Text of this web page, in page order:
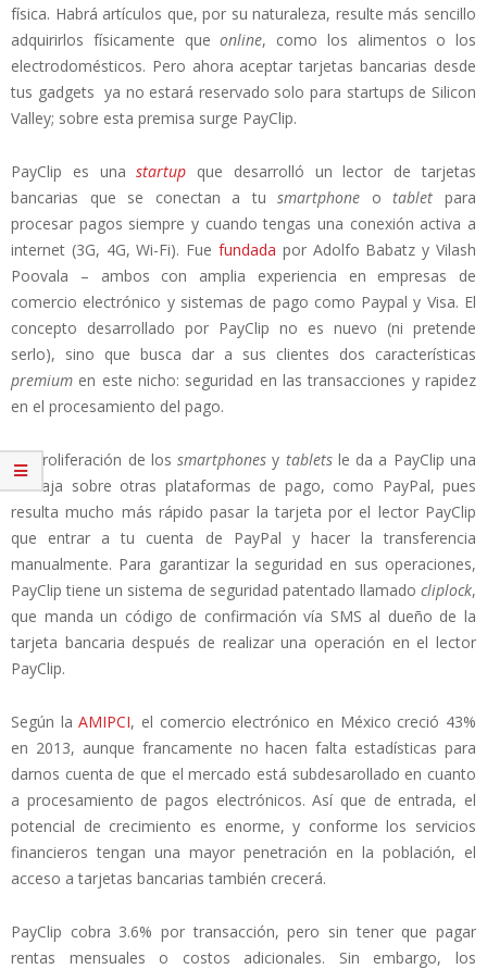
física. Habrá artículos que, por su naturaleza, resulte más sencillo
adquirirlos físicamente queonline, como los alimentos o los
electrodomésticos. Pero ahora aceptar tarjetas bancarias desde
tus gadgets ya no estará reservado solo para startups de Silicon
Valley; sobre esta premisa surge PayClip.
PayClip es unastartup que desarrolló un lector de tarjetas
bancarias que se conectan a tusmartphone otablet para
procesar pagos siempre y cuando tengas una conexión activa a
internet (3G, 4G, Wi-Fi). Fue fundada por Adolfo Babatz y Vilash
Poovala – ambos con amplia experiencia en empresas de
comercio electrónico y sistemas de pago como Paypal y Visa. El
concepto desarrollado por PayClip no es nuevo (ni pretende
serlo), sino que busca dar a sus clientes dos características
premium en este nicho: seguridad en las transacciones y rapidez
en el procesamiento del pago.
La proliferación de lossmartphones y tabletsle da a PayClip una
ventaja sobre otras plataformas de pago, como PayPal, pues
resulta mucho más rápido pasar la tarjeta por el lector PayClip
que entrar a tu cuenta de PayPal y hacer la transferencia
manualmente. Para garantizar la seguridad en sus operaciones,
PayClip tiene un sistema de seguridad patentado llamado cliplock,
que manda un código de confirmación vía SMS al dueño de la
tarjeta bancaria después de realizar una operación en el lector
PayClip.
Según laAMIPCI, el comercio electrónico en México creció 43%
en 2013, aunque francamente no hacen falta estadísticas para
darnos cuenta de que el mercado está subdesarollado en cuanto
a procesamiento de pagos electrónicos. Así que de entrada, el
potencial de crecimiento es enorme, y conforme los servicios
financieros tengan una mayor penetración en la población, el
acceso a tarjetas bancarias también crecerá.
PayClip cobra 3.6% por transacción, pero sin tener que pagar
rentas mensuales o costos adicionales. Sin embargo, los